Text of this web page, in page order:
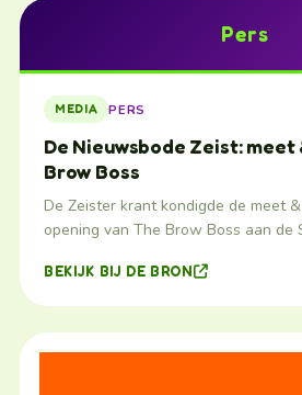
Pers
MEDIA PERS
De Nieuwsbode Zeist:
Brow Boss
De Zeister krant kondigde de meet
opening van The Brow Boss aan de
BEKIJK BIJ DE BRON